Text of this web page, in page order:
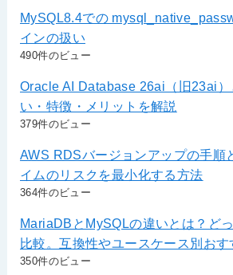
MySQL8.4での
インの扱い
490件のビュー
Oracle AI Database 26ai（旧23ai
い・特徴・メリットを解説
379件のビュー
AWS RDSバージョンアップの手順
イムのリスクを最小化する方法
364件のビュー
MariaDBとMySQLの違いとは？ど
比較。互換性やユースケース別おす
350件のビュー